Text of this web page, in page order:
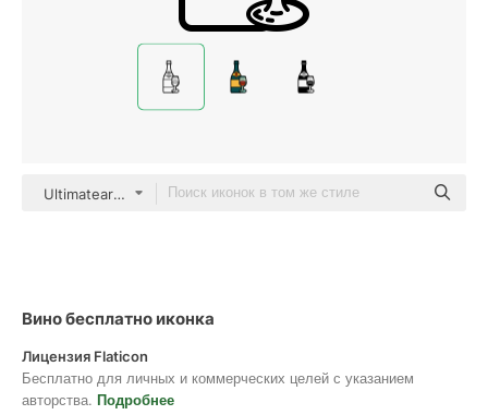
Ultimatearm Outline
Вино бесплатно иконка
Лицензия Flaticon
Бесплатно для личных и коммерческих целей с указанием
авторства. Подробнее